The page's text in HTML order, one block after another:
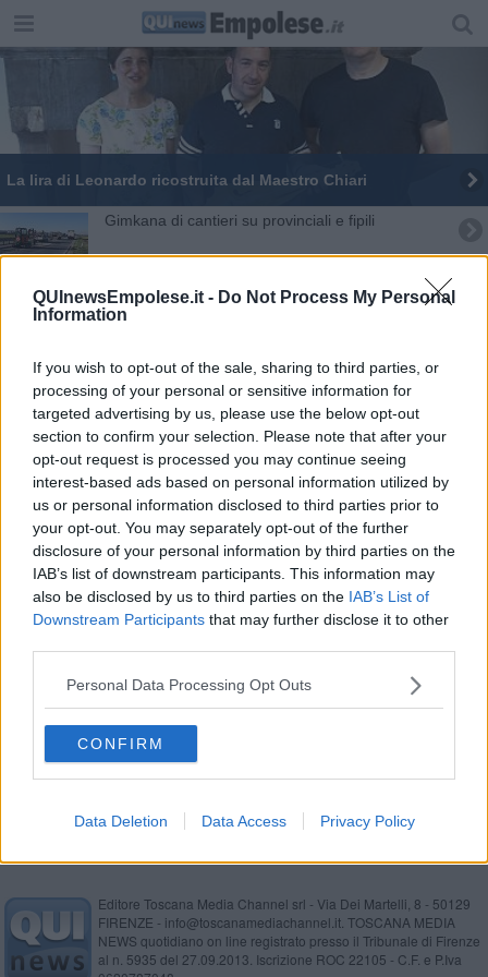
QUInewsEmpolese.it - Do Not Process My Personal
Information
If you wish to opt-out of the sale, sharing to third parties, or
processing of your personal or sensitive information for
targeted advertising by us, please use the below opt-out
section to confirm your selection. Please note that after your
opt-out request is processed you may continue seeing
interest-based ads based on personal information utilized by
us or personal information disclosed to third parties prior to
your opt-out. You may separately opt-out of the further
disclosure of your personal information by third parties on the
IAB’s list of downstream participants. This information may
also be disclosed by us to third parties on the IAB’s List of
Downstream Participants that may further disclose it to other
Personal Data Processing Opt Outs
CONFIRM
Data Deletion Data Access Privacy Policy
La lira di Leonardo ricostruita dal Maestro Chiari
Gimkana di cantieri su provinciali e fipili
Accessibilità a parchi e siti culturali, la Regione
Carabinieri Forestali in festa a Vallombrosa
Cantieri metropolitani in corso, ecco dove sono
"Albero Falcone" e "Un albero per il futuro"
​Bus extraurbani, nuovi capolinea e cambia tutto
Nuovi cantieri su Fipili, regionali e provinciali
Tutti i cantieri della Città metropolitana
Prima neve sui passi della Città metropolitana
Festa degli alberi, metà Toscana coperta di bosco
Editore Toscana Media Channel srl - Via Dei Martelli, 8 - 50129
FIRENZE - info@toscanamediachannel.it. TOSCANA MEDIA
NEWS quotidiano on line registrato presso il Tribunale di Firenze
al n. 5935 del 27.09.2013. Iscrizione ROC 22105 - C.F. e P.Iva